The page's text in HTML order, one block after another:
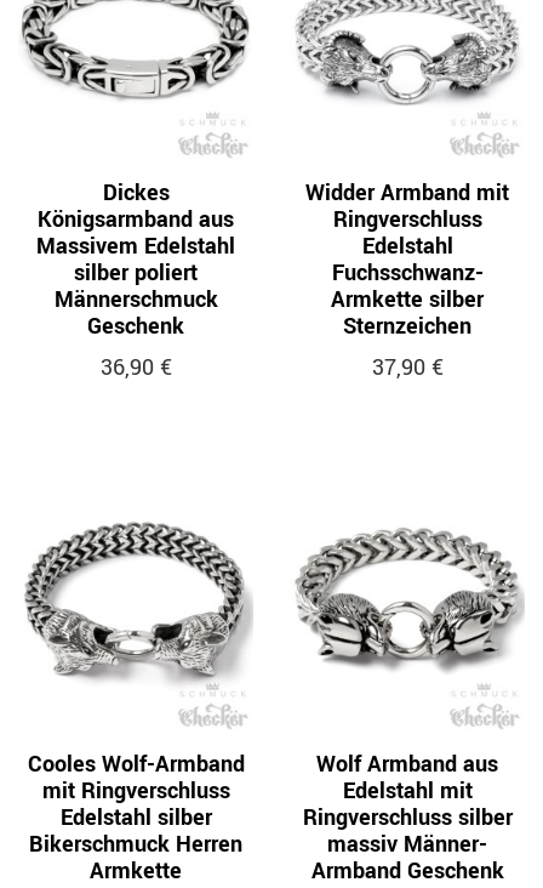
Dickes
Königsarmband aus
Massivem Edelstahl
silber poliert
Männerschmuck
Geschenk
36,90 €
Widder Armband mit
Ringverschluss
Edelstahl
Fuchsschwanz-
Armkette silber
Sternzeichen
37,90 €
Cooles Wolf-Armband
mit Ringverschluss
Edelstahl silber
Bikerschmuck Herren
Armkette
Wolf Armband aus
Edelstahl mit
Ringverschluss silber
massiv Männer-
Armband Geschenk